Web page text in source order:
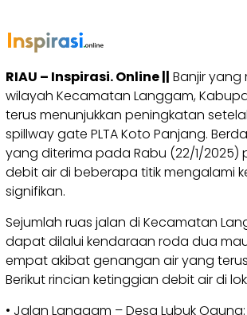
RIAU – Inspirasi. Online || Banjir
wilayah Kecamatan Langgam,
terus menunjukkan peningkatan
spillway gate PLTA Koto Panjang.
yang diterima pada Rabu (22/1/2025)
debit air di beberapa titik mengalami
signifikan.
Sejumlah ruas jalan di Kecamatan
dapat dilalui kendaraan roda dua
empat akibat genangan air yang
Berikut rincian ketinggian debit air di
• Jalan Langgam – Desa Lubuk